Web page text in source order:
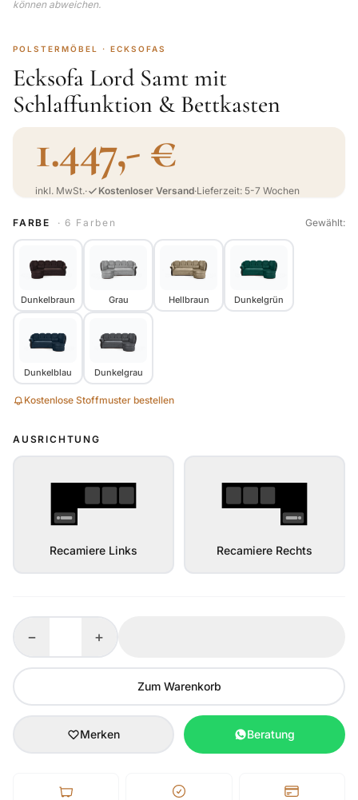
können abweichen.
POLSTERMÖBEL · ECKSOFAS
Ecksofa Lord Samt mit
Schlaffunktion & Bettkasten
1.447,- €
inkl. MwSt.· Kostenloser Versand·Lieferzeit: 5-7 Wochen
FARBE · 6 Farben Gewählt:
Dunkelbraun Grau Hellbraun Dunkelgrün
Dunkelblau Dunkelgrau
Kostenlose Stoffmuster bestellen
AUSRICHTUNG
Recamiere Links Recamiere Rechts
− +
Zum Warenkorb
Merken Beratung